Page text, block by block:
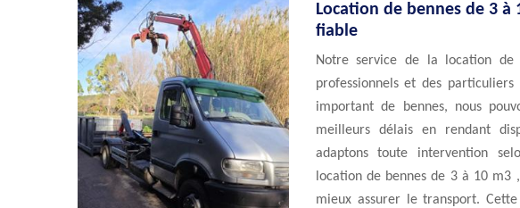
Location de bennes de 3 à
fiable
Notre service de la location
professionnels et des
important de bennes, nous
meilleurs délais en rendant
adaptons toute intervention
location de bennes de 3 à 10 m3
mieux assurer le transport.